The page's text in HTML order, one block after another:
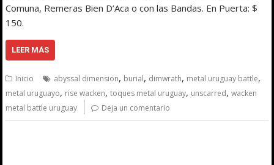
Comuna, Remeras Bien D’Aca o con las Bandas. En Puerta: $
150.
LEER MÁS
Inicio abyssal dimension, burial, dimwrath, metal uruguay battle,
metal uruguayo, rise wacken,toques metal uruguay, unscarred,wacken
metal battle uruguay
Deja un comentario